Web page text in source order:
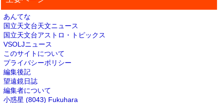
あんてな
国立天文台天文ニュース
国立天文台アストロ・トピックス
VSOLJニュース
このサイトについて
プライバシーポリシー
編集後記
望遠鏡日誌
編集者について
小惑星 (8043) Fukuhara